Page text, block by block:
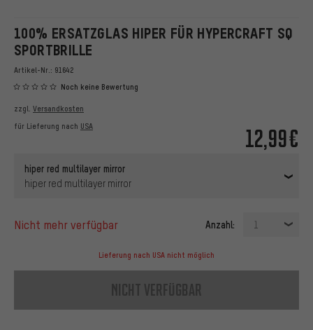
100% ERSATZGLAS HIPER FÜR HYPERCRAFT SQ
SPORTBRILLE
Artikel-Nr.: 91642
Noch keine Bewertung
12,99€
zzgl. Versandkosten
für Lieferung nach USA
hiper red multilayer mirror
hiper red multilayer mirror
nicht mehr verfügbar Anzahl: 1
Lieferung nach USA nicht möglich
nicht verfügbar